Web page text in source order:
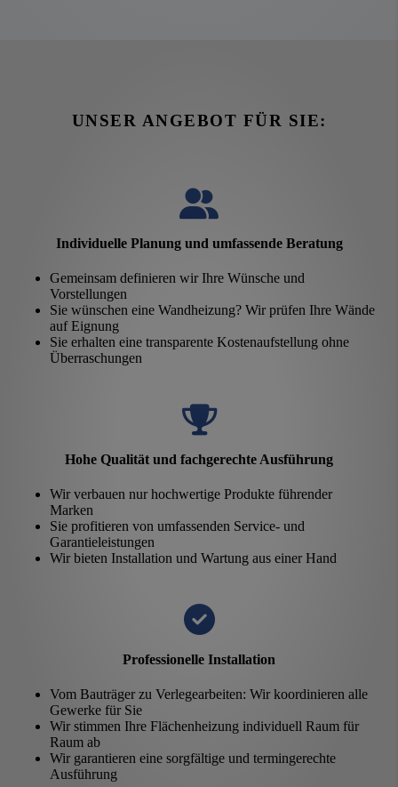
UNSER ANGEBOT FÜR SIE:
Individuelle Planung und umfassende Beratung
Gemeinsam definieren wir Ihre Wünsche und
Vorstellungen
Sie wünschen eine Wandheizung? Wir prüfen Ihre Wände
auf Eignung
Sie erhalten eine transparente Kostenaufstellung ohne
Überraschungen
Hohe Qualität und fachgerechte Ausführung
Wir verbauen nur hochwertige Produkte führender
Marken
Sie profitieren von umfassenden Service- und
Garantieleistungen
Wir bieten Installation und Wartung aus einer Hand
Professionelle Installation
Vom Bauträger zu Verlegearbeiten: Wir koordinieren alle
Gewerke für Sie
Wir stimmen Ihre Flächenheizung individuell Raum für
Raum ab
Wir garantieren eine sorgfältige und termingerechte
Ausführung